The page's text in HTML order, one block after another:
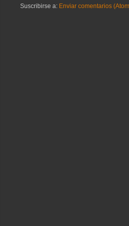
Suscribirse a: Enviar comentarios